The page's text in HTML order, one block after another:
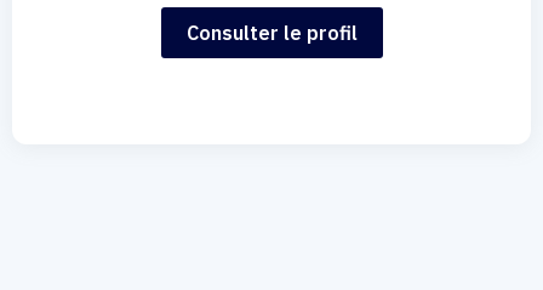
Consulter le profil